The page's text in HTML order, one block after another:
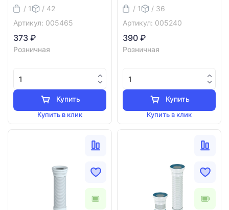
/ 1
/ 42
Артикул: 005465
373 ₽
Розничная
Купить
Купить в клик
/ 1
/ 36
Артикул: 005240
390 ₽
Розничная
Купить
Купить в клик